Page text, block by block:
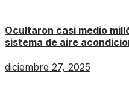
Ocultaron casi medio
sistema de aire
diciembre 27, 2025